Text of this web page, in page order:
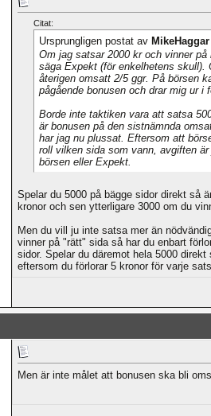
Citat:
Ursprungligen postat av MikeHaggar
Om jag satsar 2000 kr och vinner
säga Expekt (för enkelhetens
återigen omsatt 2/5 ggr. På börsen
pågående bonusen och drar mig ur
Borde inte taktiken vara att satsa
är bonusen på den sistnämnda
har jag nu plussat. Eftersom att
roll vilken sida som vann, avgiften
börsen eller Expekt.
Spelar du 5000 på bägge sidor direkt så
kronor och sen ytterligare 3000 om du
Men du vill ju inte satsa mer än
vinner på "rätt" sida så har du enbart
sidor. Spelar du däremot hela 5000
eftersom du förlorar 5 kronor för varje
Men är inte målet att bonusen ska bli